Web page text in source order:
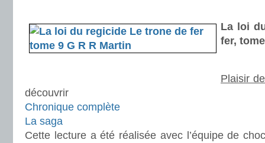
La loi
fer,
Plaisir
découvrir
Chronique complète
La saga
Cette lecture a été réalisée avec l’équipe de